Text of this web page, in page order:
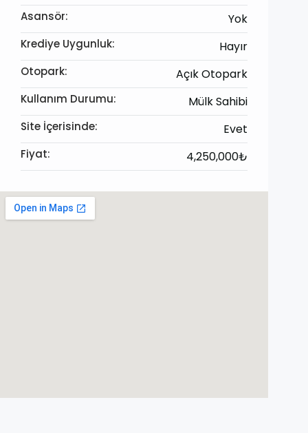
Asansör: Yok
Krediye Uygunluk: Hayır
Otopark: Açık Otopark
Kullanım Durumu: Mülk Sahibi
Site İçerisinde: Evet
Fiyat: 4,250,000₺